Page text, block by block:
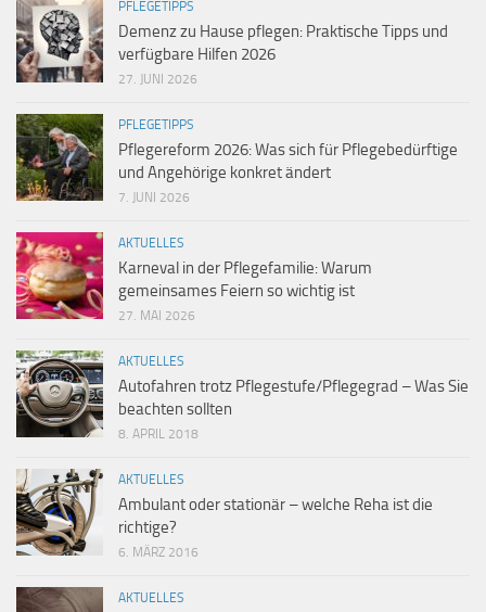
PFLEGETIPPS
Demenz zu Hause pflegen: Praktische Tipps und
verfügbare Hilfen 2026
27. JUNI 2026
PFLEGETIPPS
Pflegereform 2026: Was sich für Pflegebedürftige
und Angehörige konkret ändert
7. JUNI 2026
AKTUELLES
Karneval in der Pflegefamilie: Warum
gemeinsames Feiern so wichtig ist
27. MAI 2026
AKTUELLES
Autofahren trotz Pflegestufe/Pflegegrad – Was Sie
beachten sollten
8. APRIL 2018
AKTUELLES
Ambulant oder stationär – welche Reha ist die
richtige?
6. MÄRZ 2016
AKTUELLES